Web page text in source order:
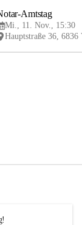
Amtstag
Mi., 11. Nov., 15:30